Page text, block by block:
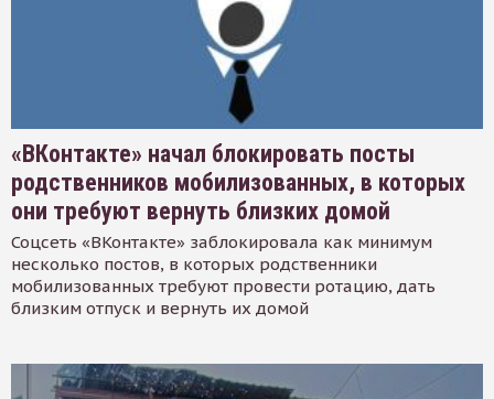
«ВКонтакте» начал блокировать посты
родственников мобилизованных, в которых
они требуют вернуть близких домой
Соцсеть «ВКонтакте» заблокировала как минимум
несколько постов, в которых родственники
мобилизованных требуют провести ротацию, дать
близким отпуск и вернуть их домой